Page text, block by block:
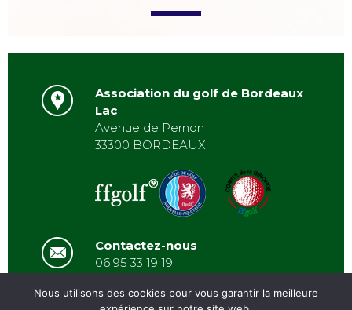
Association du golf de Bordeaux
Lac
Avenue de Pernon
33300 BORDEAUX
Contactez-nous
06 95 33 19 19
Nous utilisons des cookies pour vous garantir la meilleure